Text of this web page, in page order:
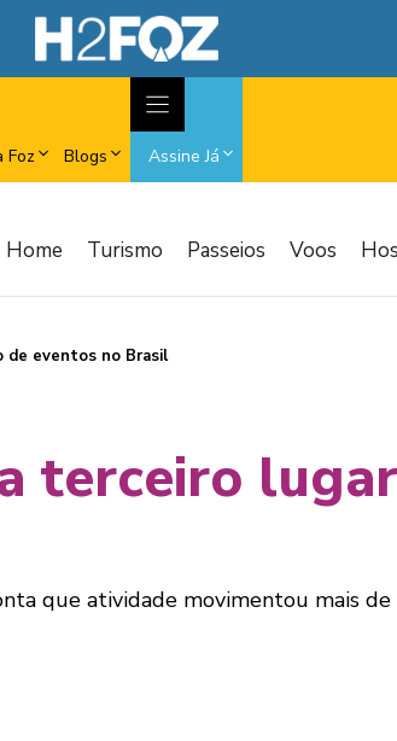
Foz Blogs Assine Já
Home Turismo Passeios Voos
de eventos no Brasil
terceiro
que atividade movimentou mais